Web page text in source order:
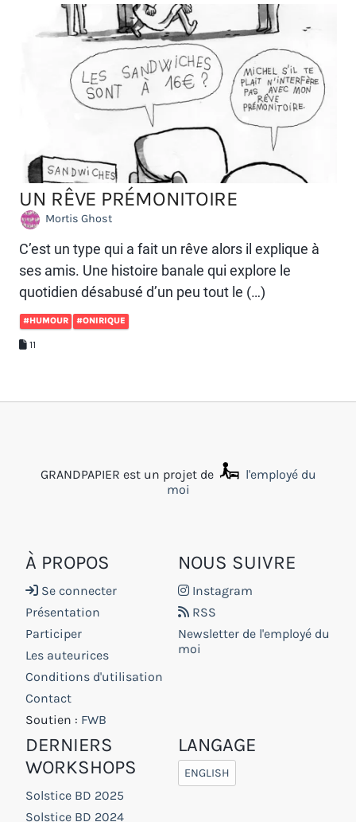
UN RÊVE PRÉMONITOIRE
Mortis Ghost
C’est un type qui a fait un rêve alors il explique à
ses amis. Une histoire banale qui explore le
quotidien désabusé d’un peu tout le (…)
#HUMOUR #ONIRIQUE
11
GRANDPAPIER est un projet de
l'employé du
moi
À PROPOS
Se connecter
Présentation
Participer
Les auteurices
Conditions d'utilisation
Contact
Soutien : FWB
NOUS SUIVRE
Instagram
RSS
Newsletter de l'employé du
moi
DERNIERS
WORKSHOPS
Solstice BD 2025
Solstice BD 2024
LANGAGE
ENGLISH